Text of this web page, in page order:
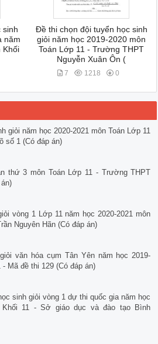
sinh
năm
Khối
Đề thi chọn đội tuyển học sinh
giỏi năm học 2019-2020 môn
Toán Lớp 11 - Trường THPT
Nguyễn Xuân Ôn (
7 1218 0
giỏi năm học 2020-2021 môn Toán Lớp 11
số 1 (Có đáp án)
thứ 3 môn Toán Lớp 11 - Trường THPT
vòng 1 Lớp 11 năm học 2020-2021 môn
Nguyên Hãn (Có đáp án)
văn hóa cụm Tân Yên năm học 2019-
Mã đề thi 129 (Có đáp án)
sinh giỏi vòng 1 dự thi quốc gia năm học
Khối 11 - Sở giáo dục và đào tạo Bình